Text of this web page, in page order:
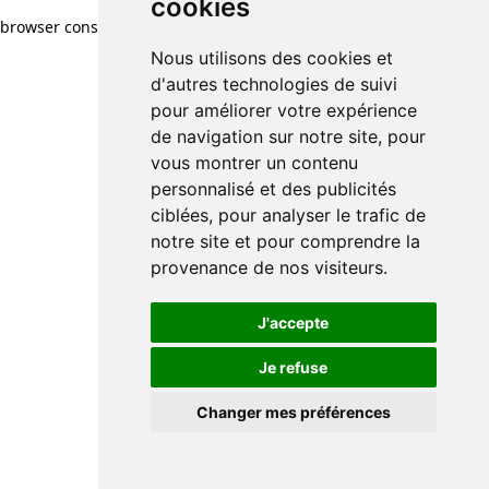
cookies
Nous utilisons des cookies et
d'autres technologies de suivi
pour améliorer votre expérience
de navigation sur notre site, pour
vous montrer un contenu
personnalisé et des publicités
ciblées, pour analyser le trafic de
notre site et pour comprendre la
provenance de nos visiteurs.
J'accepte
Je refuse
Changer mes préférences
browser console for more information)